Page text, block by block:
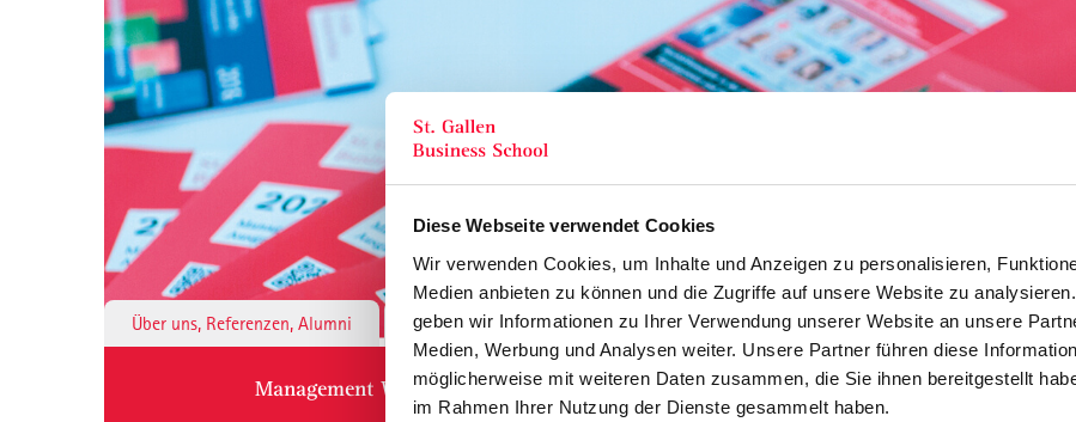
Diese Webseite verwendet Cookies
Wir verwenden Cookies, um Inhalte und Anzeigen zu personalisieren,
Medien anbieten zu können und die Zugriffe auf unsere Website zu
geben wir Informationen zu Ihrer Verwendung unserer Website an unsere
Medien, Werbung und Analysen weiter. Unsere Partner führen diese
möglicherweise mit weiteren Daten zusammen, die Sie ihnen bereitgestellt
im Rahmen Ihrer Nutzung der Dienste gesammelt haben.
Über uns, Referenzen, Alumni Institute & Forschung Inhouse, Consulting Corporate
Management Weiterbildung
Berufsbegleitendes
für Führungskräfte